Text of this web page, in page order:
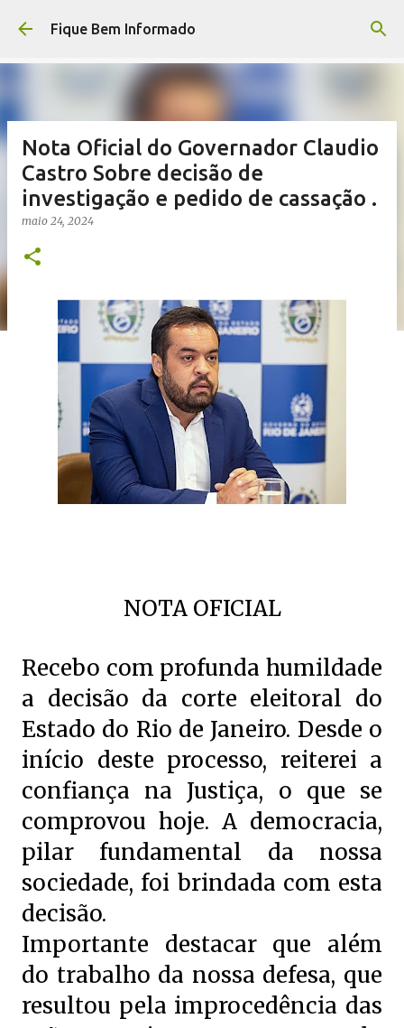
Pular para o conteúdo principal
Fique Bem Informado
Nota Oficial do Governador Claudio
Castro Sobre decisão de
investigação e pedido de cassação .
maio 24, 2024
NOTA OFICIAL
Recebo com profunda humildade
a decisão da corte eleitoral do
Estado do Rio de Janeiro. Desde o
início deste processo, reiterei a
confiança na Justiça, o que se
comprovou hoje. A democracia,
pilar fundamental da nossa
sociedade, foi brindada com esta
decisão.
Importante destacar que além
do trabalho da nossa defesa, que
resultou pela improcedência das